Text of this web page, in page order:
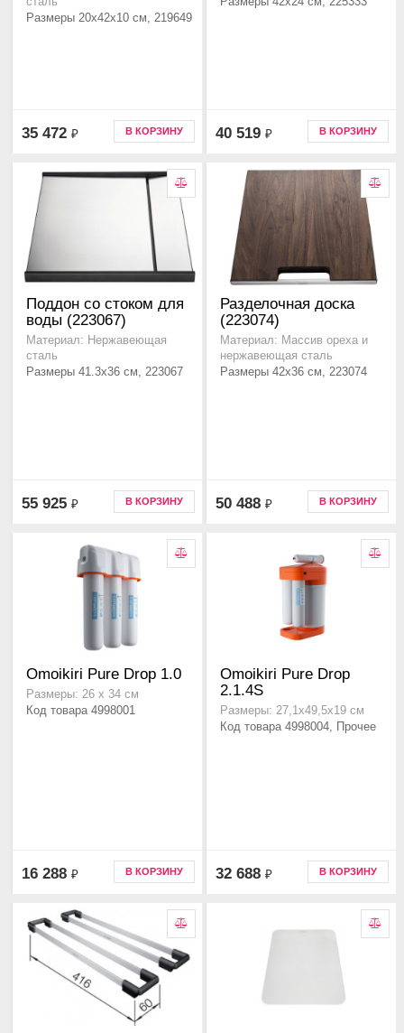
Размеры 20x42x10 см, 219649
35 472 ₽ В КОРЗИНУ 40 519 ₽ В КОРЗИНУ
Поддон со стоком для
воды (223067)
Материал: Нержавеющая
сталь
Размеры 41.3x36 см, 223067
55 925 ₽ В КОРЗИНУ
Разделочная доска
(223074)
Материал: Массив ореха и
нержавеющая сталь
Размеры 42x36 см, 223074
50 488 ₽ В КОРЗИНУ
Omoikiri Pure Drop 1.0
Размеры: 26 х 34 см
Код товара 4998001
16 288 ₽ В КОРЗИНУ
Omoikiri Pure Drop
2.1.4S
Размеры: 27,1х49,5х19 см
Код товара 4998004, Прочее
32 688 ₽ В КОРЗИНУ